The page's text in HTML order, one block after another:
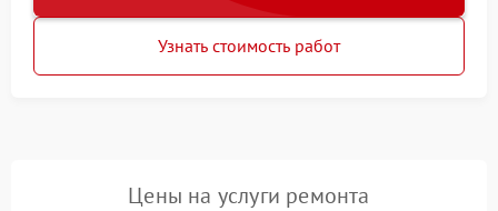
Узнать стоимость работ
Цены на услуги ремонта